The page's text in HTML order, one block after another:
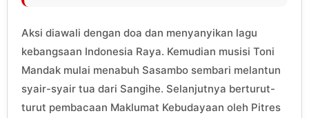
Aksi diawali dengan doa dan menyanyikan lagu
kebangsaan Indonesia Raya. Kemudian musisi Toni
Mandak mulai menabuh Sasambo sembari melantun
syair-syair tua dari Sangihe. Selanjutnya berturut-
turut pembacaan Maklumat Kebudayaan oleh Pitres